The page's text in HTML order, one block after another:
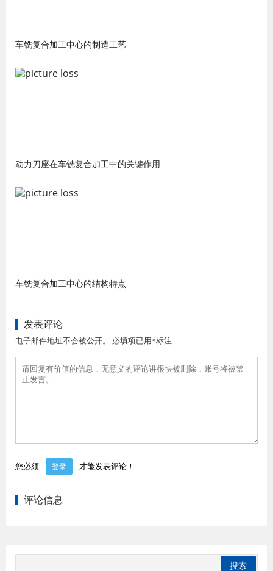
车铣复合加工中心的制造工艺
动力刀座在车铣复合加工中的关键作用
车铣复合加工中心的结构特点
发表评论
电子邮件地址不会被公开。 必填项已用*标注
您必须 登录 才能发表评论！
评论信息